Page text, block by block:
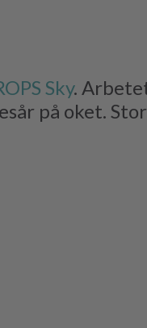
Sky.
på oket.